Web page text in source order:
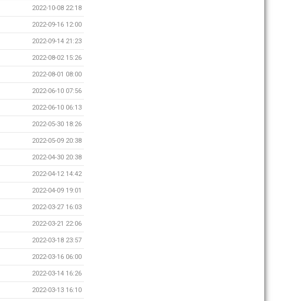
2022-10-08 22:18
2022-09-16 12:00
2022-09-14 21:23
2022-08-02 15:26
2022-08-01 08:00
2022-06-10 07:56
2022-06-10 06:13
2022-05-30 18:26
2022-05-09 20:38
2022-04-30 20:38
2022-04-12 14:42
2022-04-09 19:01
2022-03-27 16:03
2022-03-21 22:06
2022-03-18 23:57
2022-03-16 06:00
2022-03-14 16:26
2022-03-13 16:10